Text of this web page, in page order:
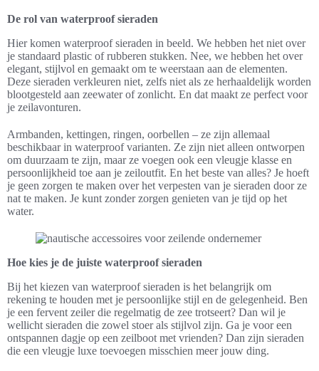
De rol van waterproof sieraden
Hier komen waterproof sieraden in beeld. We hebben het niet over
je standaard plastic of rubberen stukken. Nee, we hebben het over
elegant, stijlvol en gemaakt om te weerstaan aan de elementen.
Deze sieraden verkleuren niet, zelfs niet als ze herhaaldelijk worden
blootgesteld aan zeewater of zonlicht. En dat maakt ze perfect voor
je zeilavonturen.
Armbanden, kettingen, ringen, oorbellen – ze zijn allemaal
beschikbaar in waterproof varianten. Ze zijn niet alleen ontworpen
om duurzaam te zijn, maar ze voegen ook een vleugje klasse en
persoonlijkheid toe aan je zeiloutfit. En het beste van alles? Je hoeft
je geen zorgen te maken over het verpesten van je sieraden door ze
nat te maken. Je kunt zonder zorgen genieten van je tijd op het
water.
Hoe kies je de juiste waterproof sieraden
Bij het kiezen van waterproof sieraden is het belangrijk om
rekening te houden met je persoonlijke stijl en de gelegenheid. Ben
je een fervent zeiler die regelmatig de zee trotseert? Dan wil je
wellicht sieraden die zowel stoer als stijlvol zijn. Ga je voor een
ontspannen dagje op een zeilboot met vrienden? Dan zijn sieraden
die een vleugje luxe toevoegen misschien meer jouw ding.